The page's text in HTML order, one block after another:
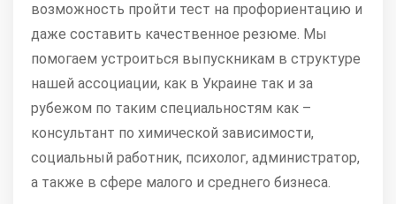
возможность пройти тест на профориентацию и
даже составить качественное резюме. Мы
помогаем устроиться выпускникам в структуре
нашей ассоциации, как в Украине так и за
рубежом по таким специальностям как –
консультант по химической зависимости,
социальный работник, психолог, администратор,
а также в сфере малого и среднего бизнеса.